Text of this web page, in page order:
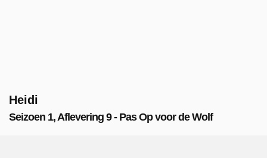
Heidi
Seizoen 1, Aflevering 9 - Pas Op voor de Wolf